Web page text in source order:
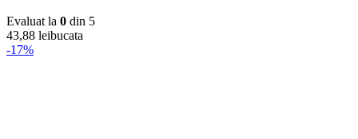
Evaluat la 0 din 5
43,88 leibucata
-17%